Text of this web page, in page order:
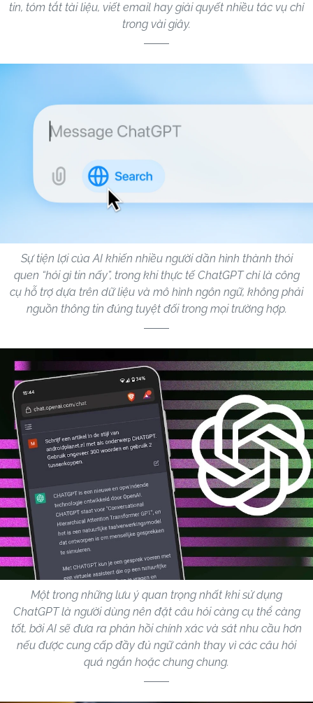
tin, tóm tắt tài liệu, viết email hay giải quyết nhiều tác vụ chỉ
trong vài giây.
Sự tiện lợi của AI khiến nhiều người dần hình thành thói
quen “hỏi gì tin nấy”, trong khi thực tế ChatGPT chỉ là công
cụ hỗ trợ dựa trên dữ liệu và mô hình ngôn ngữ, không phải
nguồn thông tin đúng tuyệt đối trong mọi trường hợp.
Một trong những lưu ý quan trọng nhất khi sử dụng
ChatGPT là người dùng nên đặt câu hỏi càng cụ thể càng
tốt, bởi AI sẽ đưa ra phản hồi chính xác và sát nhu cầu hơn
nếu được cung cấp đầy đủ ngữ cảnh thay vì các câu hỏi
quá ngắn hoặc chung chung.